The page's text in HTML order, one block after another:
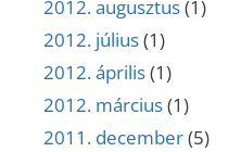
2012. augusztus(1)
2012. július(1)
2012. április(1)
2012. március(1)
2011. december(5)